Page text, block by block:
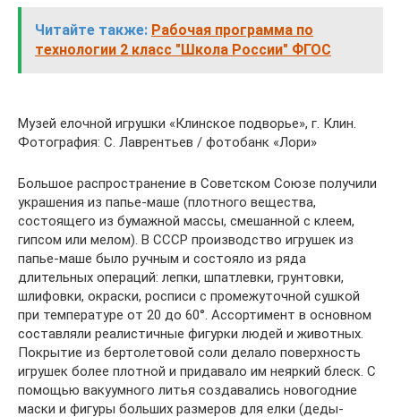
Читайте также: Рабочая программа по
технологии 2 класс "Школа России" ФГОС
Музей елочной игрушки «Клинское подворье», г. Клин.
Фотография: С. Лаврентьев / фотобанк «Лори»
Большое распространение в Советском Союзе получили
украшения из папье-маше (плотного вещества,
состоящего из бумажной массы, смешанной с клеем,
гипсом или мелом). В СССР производство игрушек из
папье-маше было ручным и состояло из ряда
длительных операций: лепки, шпатлевки, грунтовки,
шлифовки, окраски, росписи с промежуточной сушкой
при температуре от 20 до 60°. Ассортимент в основном
составляли реалистичные фигурки людей и животных.
Покрытие из бертолетовой соли делало поверхность
игрушек более плотной и придавало им неяркий блеск. С
помощью вакуумного литья создавались новогодние
маски и фигуры больших размеров для елки (деды-